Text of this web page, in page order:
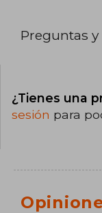
Preguntas
¿Tienes una
sesión para